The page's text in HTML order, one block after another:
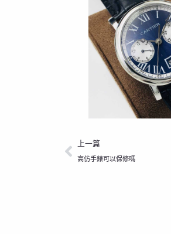
上一頁
上一篇
高仿手錶可以保修嗎